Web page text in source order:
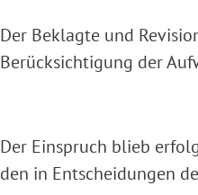
Der Beklagte und
Berücksichtigung der
Der Einspruch blieb
den in Entscheidungen